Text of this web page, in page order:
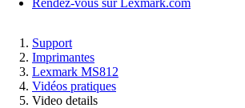
Rendez-vous sur Lexmark.com
Support
Imprimantes
Lexmark MS812
Vidéos pratiques
Video details